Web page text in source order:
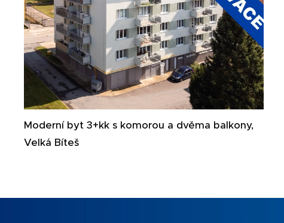
Moderní byt 3+kk s komorou a dvěma balkony,
Velká Bíteš